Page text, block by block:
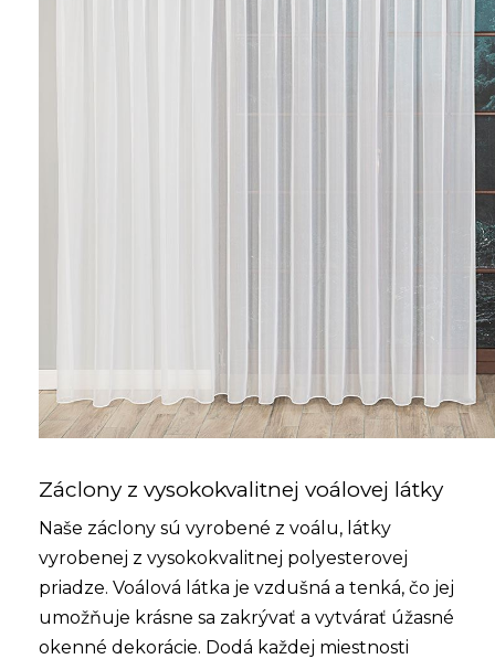
Záclony z vysokokvalitnej voálovej látky
Naše záclony sú vyrobené z voálu, látky
vyrobenej z vysokokvalitnej polyesterovej
priadze. Voálová látka je vzdušná a tenká, čo jej
umožňuje krásne sa zakrývať a vytvárať úžasné
okenné dekorácie. Dodá každej miestnosti